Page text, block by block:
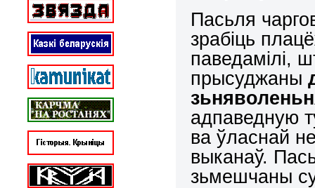
Пасьля
зрабіць
паведамілі,
прысуджаны
адпаведную
ва ўласнай
выканаў.
зьмешчаны